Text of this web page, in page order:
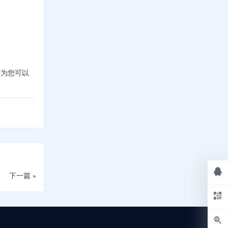
您可以
下一篇 »